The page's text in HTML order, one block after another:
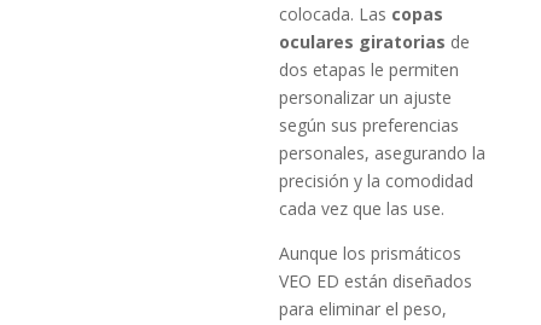
colocada. Las copas
oculares giratorias de
dos etapas le permiten
personalizar un ajuste
según sus preferencias
personales, asegurando la
precisión y la comodidad
cada vez que las use.
Aunque los prismáticos
VEO ED están diseñados
para eliminar el peso,